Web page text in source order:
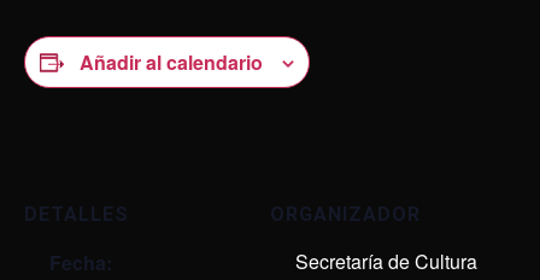
Añadir al calendario
DETALLES
Fecha:
ORGANIZADOR
Secretaría de Cultura